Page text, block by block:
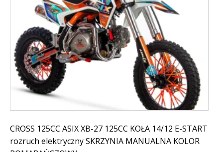
CROSS 125CC ASIX XB-27 125CC KOŁA 14/12 E-START
rozruch elektryczny SKRZYNIA MANUALNA KOLOR